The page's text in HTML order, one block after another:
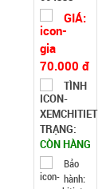
GIÁ:
70.000 đ
TÌNH
TRẠNG:
CÒN HÀNG
Bảo
hành: